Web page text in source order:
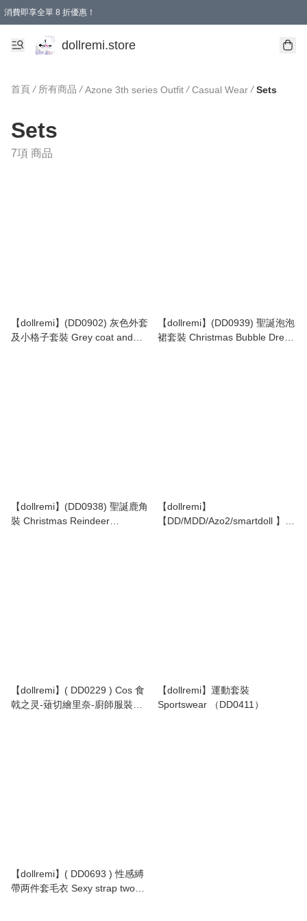
消費即享全單 8 折優惠！
購物滿 HKD 1500.00即享免運費優惠！（適用於 本地送貨、本地取貨、國際送貨 )
dollremi.store
首頁 / 所有商品 / Azone 3th series Outfit / Casual Wear / Sets
Sets
7項 商品
【dollremi】(DD0902) 灰色外套
及小格子套裝 Grey coat and
【dollremi】(DD0939) 聖誕泡泡
裙套裝 Christmas Bubble Dress
【dollremi】(DD0938) 聖誕鹿角
裝 Christmas Reindeer
【dollremi】
【DD/MDD/Azo2/smartdoll 】
【dollremi】( DD0229 ) Cos 食
戟之灵-薙切繪里奈-廚師服裝
【dollremi】運動套裝
Sportswear （DD0411）
【dollremi】( DD0693 ) 性感縛
帶两件套毛衣 Sexy strap two